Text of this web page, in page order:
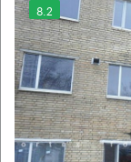
8.2